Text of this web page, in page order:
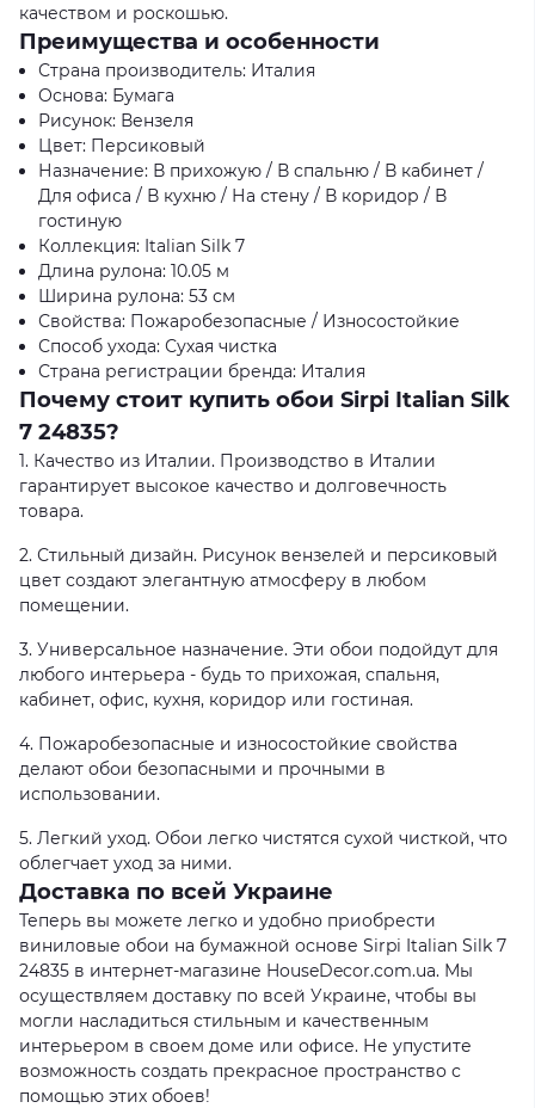
качеством и роскошью.
Преимущества и особенности
Страна производитель: Италия
Основа: Бумага
Рисунок: Вензеля
Цвет: Персиковый
Назначение: В прихожую / В спальню / В кабинет /
Для офиса / В кухню / На стену / В коридор / В
гостиную
Коллекция: Italian Silk 7
Длина рулона: 10.05 м
Ширина рулона: 53 см
Свойства: Пожаробезопасные / Износостойкие
Способ ухода: Сухая чистка
Страна регистрации бренда: Италия
Почему стоит купить обои Sirpi Italian Silk
7 24835?
1. Качество из Италии. Производство в Италии
гарантирует высокое качество и долговечность
товара.
2. Стильный дизайн. Рисунок вензелей и персиковый
цвет создают элегантную атмосферу в любом
помещении.
3. Универсальное назначение. Эти обои подойдут для
любого интерьера - будь то прихожая, спальня,
кабинет, офис, кухня, коридор или гостиная.
4. Пожаробезопасные и износостойкие свойства
делают обои безопасными и прочными в
использовании.
5. Легкий уход. Обои легко чистятся сухой чисткой, что
облегчает уход за ними.
Доставка по всей Украине
Теперь вы можете легко и удобно приобрести
виниловые обои на бумажной основе Sirpi Italian Silk 7
24835 в интернет-магазине HouseDecor.com.ua. Мы
осуществляем доставку по всей Украине, чтобы вы
могли насладиться стильным и качественным
интерьером в своем доме или офисе. Не упустите
возможность создать прекрасное пространство с
помощью этих обоев!